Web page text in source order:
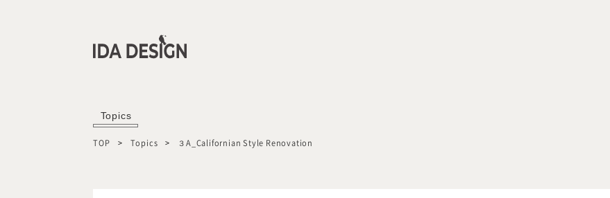
Topics
TOP Topics ３A_Californian Style Renovation